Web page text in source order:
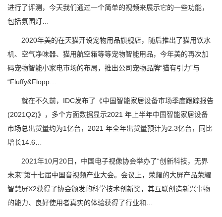
进行了评测，今天我们通过一个简单的视频来展示它的一些功能，
包括氛围灯…
2020年美的在天猫开设宠物用品旗舰店，随后推出了猫用饮水
机、空气净味器、猫用航空箱等等宠物智能用品，今年美的再次加
码宠物智能小家电市场的布局，推出公司宠物品牌“猫有引力”与
“Fluffy&Flopp…
就在不久前，IDC发布了《中国智能家居设备市场季度跟踪报告
(2021Q2)》，多个方面数据显示2021 年上半年中国智能家居设备
市场总出货量约为1亿台，2021 年全年出货量预计为2.3亿台，同比
增长14.6…
2021年10月20日，中国电子视像协会举办了“创新科技，无界
未来”第十七届中国音视频产业大会。会议上，荣耀的大屏产品荣耀
智慧屏X2获得了协会颁发的科学技术创新奖，其互联创造新兴事物
的能力、良好使用者真实的体验获得了行业和…